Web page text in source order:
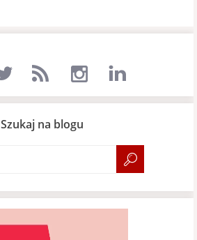
Szukaj na blogu